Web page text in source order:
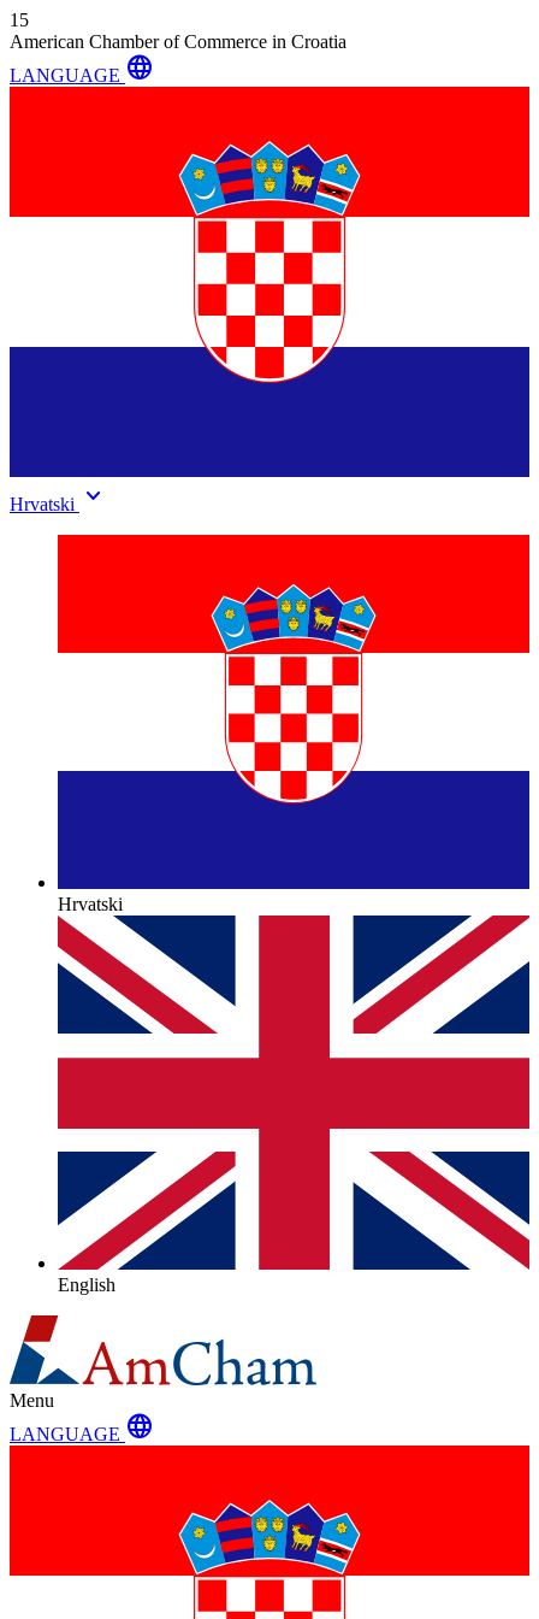
15
American Chamber of Commerce in Croatia
LANGUAGE language
Hrvatski keyboard_arrow_down
Hrvatski
English
Menu
LANGUAGE language